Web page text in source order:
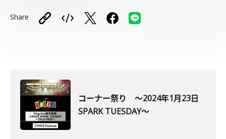
Share
コーナー祭り ～2024年1月23日
SPARK TUESDAY～